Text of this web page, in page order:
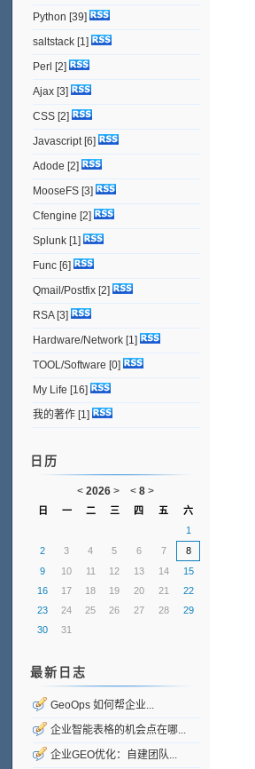
Python [39]
saltstack [1]
Perl [2]
Ajax [3]
CSS [2]
Javascript [6]
Adode [2]
MooseFS [3]
Cfengine [2]
Splunk [1]
Func [6]
Qmail/Postfix [2]
RSA[3]
Hardware/Network [1]
TOOL/Software [0]
My Life [16]
我的著作 [1]
日历
< 2026 > < 8 >
日 一 二 三 四 五
六
1
2
3 4 5 6 7
8
9
10 11 12 13 14
15
16
17 18 19 20 21
22
23
24 25 26 27 28
29
30
31
最新日志
GeoOps 如何帮企业...
企业智能表格的机会点在哪...
企业GEO优化：自建团队...